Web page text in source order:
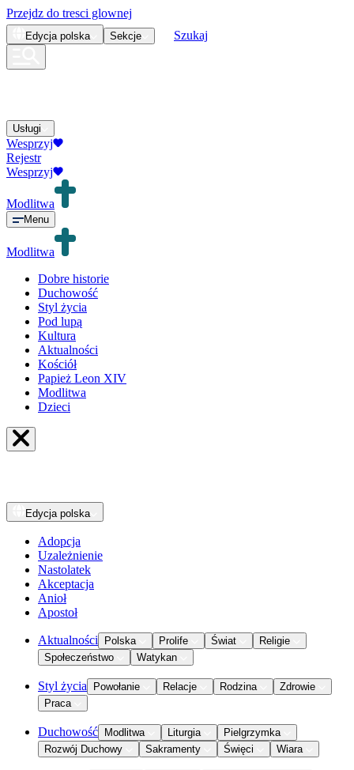
Przejdz do tresci glownej
Edycja polska Sekcje Szukaj
Usługi
Wesprzyj
Rejestr
Wesprzyj
Modlitwa
Menu
Modlitwa
Dobre historie
Duchowość
Styl życia
Pod lupą
Kultura
Aktualności
Kościół
Papież Leon XIV
Modlitwa
Dzieci
Edycja polska
Adopcja
Uzależnienie
Nastolatek
Akceptacja
Anioł
Apostoł
Aktualności Polska Prolife Świat
Religie
Społeczeństwo
Watykan
Styl życia Powołanie Relacje Rodzina
Zdrowie
Praca
Duchowość Modlitwa Liturgia
Pielgrzymka
Rozwój Duchowy
Sakramenty Święci Wiara